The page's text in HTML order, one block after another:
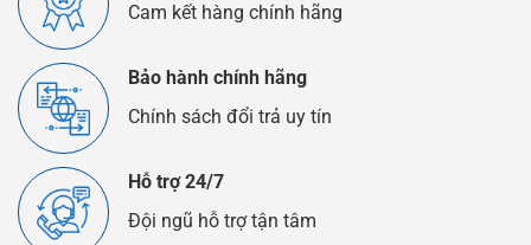
Cam kết hàng chính hãng
Bảo hành chính hãng
Chính sách đổi trả uy tín
Hỗ trợ 24/7
Đội ngũ hỗ trợ tận tâm